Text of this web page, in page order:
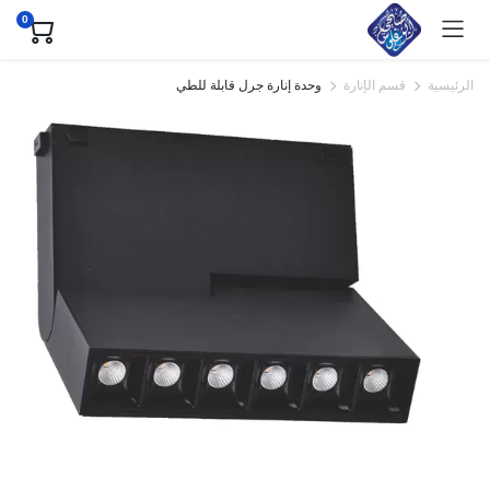
0
الرئيسية قسم الإنارة وحدة إنارة جرل قابلة للطي